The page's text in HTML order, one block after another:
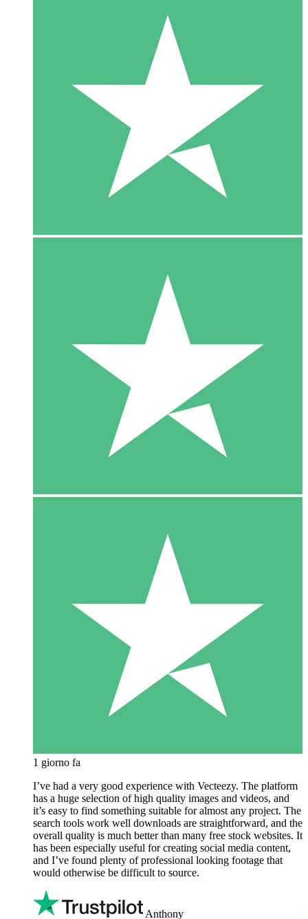
1 giorno fa
I’ve had a very good experience with Vecteezy. The platform
has a huge selection of high quality images and videos, and
it’s easy to find something suitable for almost any project. The
search tools work well downloads are straightforward, and the
overall quality is much better than many free stock websites. It
has been especially useful for creating social media content,
and I’ve found plenty of professional looking footage that
would otherwise be difficult to source.
Anthony